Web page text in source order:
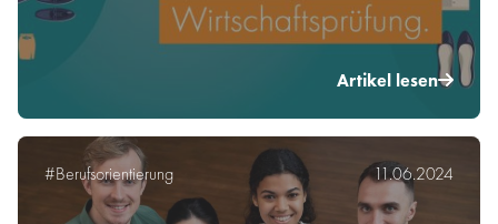
Artikel lesen
#Berufsorientierung 11.06.2024